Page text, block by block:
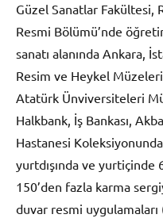
Güzel Sanatlar Fakültesi,
Resmi Bölümü’nde
sanatı alanında Ankara,
Resim ve Heykel
Atatürk Ünviversiteleri
Halkbank, İş Bankası,
Hastanesi
yurtdışında ve yurtiçinde
150’den fazla karma
duvar resmi uygulamaları